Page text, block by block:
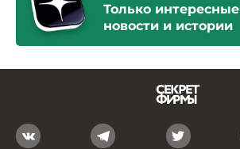
Только интересные
новости и истории